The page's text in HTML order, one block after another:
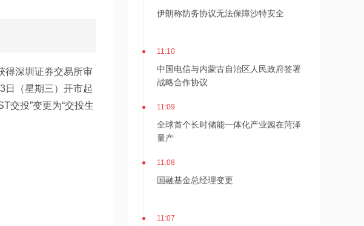
得深圳证券交易所审
日（星期三）开市起
交投”变更为“交投生
伊朗称防务协议无法保障沙特安全
11:10
中国电信与内蒙古自治区人民政府签署
战略合作协议
11:09
全球首个长时储能一体化产业园在菏泽
量产
11:08
国融基金总经理变更
11:07